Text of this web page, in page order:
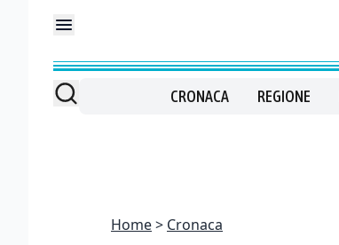
CRONACA REGIONE
Home Cronaca